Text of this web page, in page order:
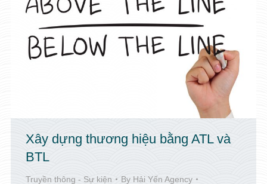
Xây dựng thương hiệu bằng ATL và
BTL
Truyền thông - Sự kiện By Hải Yến Agency